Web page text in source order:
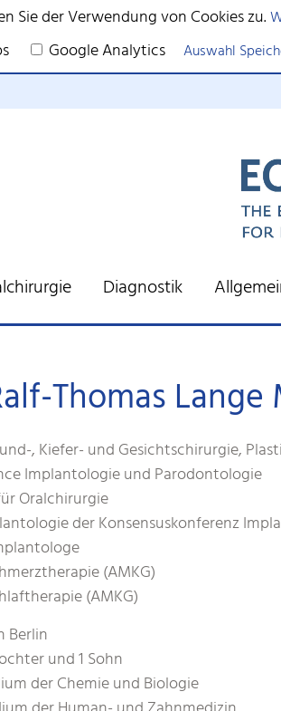
Sie der Verwendung von Cookies zu.
Google Analytics Auswahl
Diagnostik
Thomas Lange
, Kiefer- und Gesichtschirurgie,
Implantologie und Parodontologie
Oralchirurgie
der Konsensuskonferenz
(AMKG)
(AMKG)
Berlin
und 1 Sohn
der Chemie und Biologie